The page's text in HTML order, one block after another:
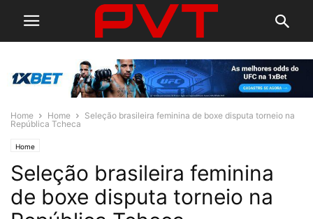
Home Home
Seleção brasileira feminina de boxe disputa torneio na
República Tcheca
Home
Seleção brasileira feminina
de boxe disputa torneio na